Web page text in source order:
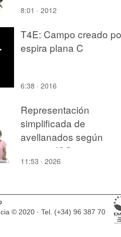
8:01 · 2012
T4E: Campo creado
espira plana C
6:38 · 2016
Representación
simplificada de
avellanados según
normas ISO
11:53 · 2026
© 2020 · Tel. (+34) 96 387 70